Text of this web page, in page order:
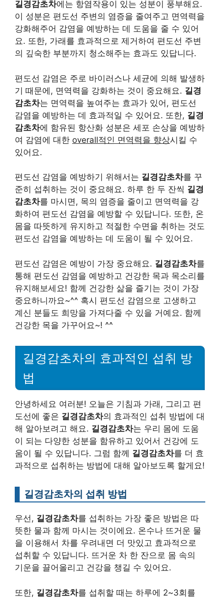
길경감초차에는 항염작용이 있는 성분이 풍부해요.
이 성분은 편도선 주변의 염증을 줄여주고 면역력을
강화해주어 감염을 예방하는 데 도움을 줄 수 있어
요. 또한, 가래를 효과적으로 제거하여 편도선 주변
의 깊숙한 부분까지 청소해주는 효과도 있답니다.
편도선 감염은 주로 바이러스나 세균에 의해 발생하
기 때문에, 면역력을 강화하는 것이 중요해요. 길경
감초차는 면역력을 높여주는 효과가 있어, 편도선
감염을 예방하는 데 효과적일 수 있어요. 또한, 길경
감초차에 함유된 항산화 성분은 세포 손상을 예방하
여 감염에 대한 overall적인 면역력을 향상시킬 수
있어요.
편도선 감염을 예방하기 위해서는 길경감초차를 꾸
준히 섭취하는 것이 중요해요. 하루 한 두 잔씩 길경
감초차를 마시면, 목의 염증을 줄이고 면역력을 강
화하여 편도선 감염을 예방할 수 있답니다. 또한, 온
몸을 따뜻하게 유지하고 적절한 수면을 취하는 것도
편도선 감염을 예방하는 데 도움이 될 수 있어요.
편도선 감염은 예방이 가장 중요해요. 길경감초차를
통해 편도선 감염을 예방하고 건강한 목과 목소리를
유지해보세요! 함께 건강한 삶을 즐기는 것이 가장
중요하니까요~^^ 혹시 편도선 감염으로 고생하고
계신 분들도 희망을 가져다줄 수 있을 거예요. 함께
건강한 목을 가꾸어요~! ^^
길경감초차의 효과적인 섭취 방
법
안녕하세요 여러분! 오늘은 기침과 가래, 그리고 편
도선에 좋은 길경감초차의 효과적인 섭취 방법에 대
해 알아보려고 해요. 길경감초차는 우리 몸에 도움
이 되는 다양한 성분을 함유하고 있어서 건강에 도
움이 될 수 있답니다. 그럼 함께 길경감초차를 더 효
과적으로 섭취하는 방법에 대해 알아보도록 할게요!
길경감초차의 섭취 방법
우선, 길경감초차를 섭취하는 가장 좋은 방법은 따
뜻한 물과 함께 마시는 것이에요. 온수나 뜨거운 물
을 이용해서 차를 우려내면 더 맛있고 효과적으로
섭취할 수 있답니다. 뜨거운 차 한 잔으로 몸 속의
기운을 끌어올리고 건강을 챙길 수 있어요.
또한, 길경감초차를 섭취할 때는 하루에 2~3회를